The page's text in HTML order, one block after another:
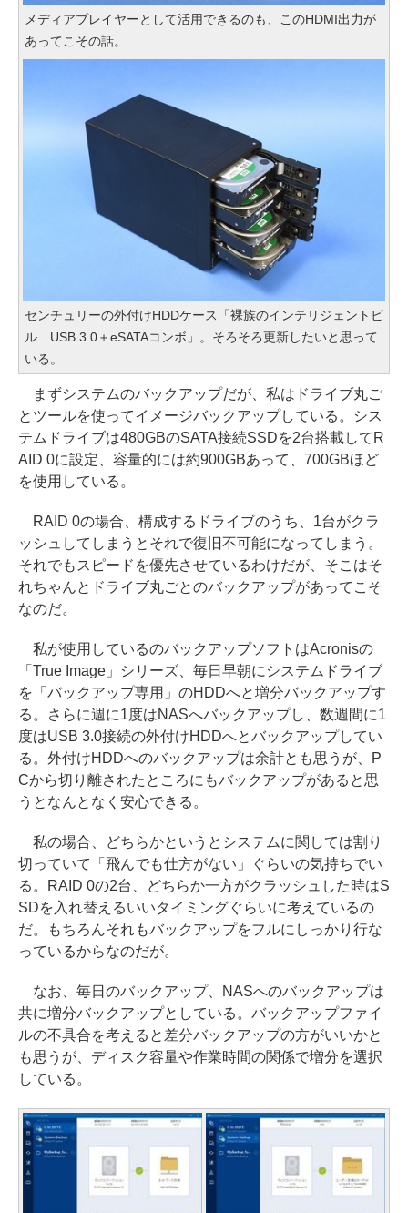
メディアプレイヤーとして活用できるのも、このHDMI出力が
あってこその話。
センチュリーの外付けHDDケース「裸族のインテリジェントビ
ル USB 3.0＋eSATAコンボ」。そろそろ更新したいと思って
いる。
まずシステムのバックアップだが、私はドライブ丸ご
とツールを使ってイメージバックアップしている。シス
テムドライブは480GBのSATA接続SSDを2台搭載してR
AID 0に設定、容量的には約900GBあって、700GBほど
を使用している。
RAID 0の場合、構成するドライブのうち、1台がクラ
ッシュしてしまうとそれで復旧不可能になってしまう。
それでもスピードを優先させているわけだが、そこはそ
れちゃんとドライブ丸ごとのバックアップがあってこそ
なのだ。
私が使用しているのバックアップソフトはAcronisの
「True Image」シリーズ、毎日早朝にシステムドライブ
を「バックアップ専用」のHDDへと増分バックアップす
る。さらに週に1度はNASへバックアップし、数週間に1
度はUSB 3.0接続の外付けHDDへとバックアップしてい
る。外付けHDDへのバックアップは余計とも思うが、P
Cから切り離されたところにもバックアップがあると思
うとなんとなく安心できる。
私の場合、どちらかというとシステムに関しては割り
切っていて「飛んでも仕方がない」ぐらいの気持ちでい
る。RAID 0の2台、どちらか一方がクラッシュした時はS
SDを入れ替えるいいタイミングぐらいに考えているの
だ。もちろんそれもバックアップをフルにしっかり行な
っているからなのだが。
なお、毎日のバックアップ、NASへのバックアップは
共に増分バックアップとしている。バックアップファイ
ルの不具合を考えると差分バックアップの方がいいかと
も思うが、ディスク容量や作業時間の関係で増分を選択
している。